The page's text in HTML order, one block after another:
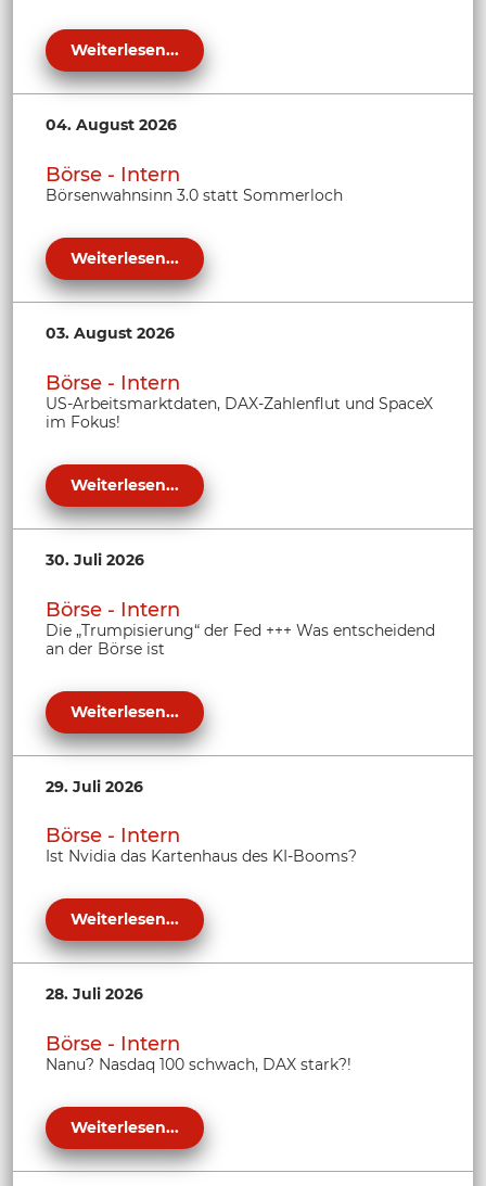
Weiterlesen...
04. August 2026
Börse - Intern
Börsenwahnsinn 3.0 statt Sommerloch
Weiterlesen...
03. August 2026
Börse - Intern
US-Arbeitsmarktdaten, DAX-Zahlenflut und SpaceX
im Fokus!
Weiterlesen...
30. Juli 2026
Börse - Intern
Die „Trumpisierung“ der Fed +++ Was entscheidend
an der Börse ist
Weiterlesen...
29. Juli 2026
Börse - Intern
Ist Nvidia das Kartenhaus des KI-Booms?
Weiterlesen...
28. Juli 2026
Börse - Intern
Nanu? Nasdaq 100 schwach, DAX stark?!
Weiterlesen...